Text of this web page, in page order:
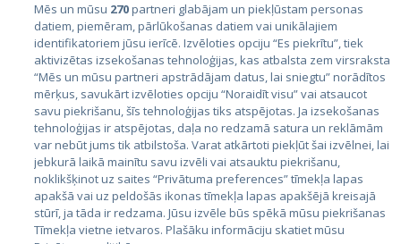
Valstis
Igaunija
Latvija
Lietuva
Mēs un mūsu 270partneri glabājam un piekļūstam personas
datiem, piemēram, pārlūkošanas datiem vai unikālajiem
identifikatoriem jūsu ierīcē. Izvēloties opciju “Es piekrītu”, tiek
aktivizētas izsekošanas tehnoloģijas, kas atbalsta zem virsraksta
“Mēs un mūsu partneri apstrādājam datus, lai sniegtu” norādītos
mērķus, savukārt izvēloties opciju “Noraidīt visu” vai atsaucot
savu piekrišanu, šīs tehnoloģijas tiks atspējotas. Ja izsekošanas
tehnoloģijas ir atspējotas, daļa no redzamā satura un reklāmām
var nebūt jums tik atbilstoša. Varat atkārtoti piekļūt šai izvēlnei, lai
jebkurā laikā mainītu savu izvēli vai atsauktu piekrišanu,
noklikšķinot uz saites “Privātuma preferences” tīmekļa lapas
apakšā vai uz peldošās ikonas tīmekļa lapas apakšējā kreisajā
stūrī, ja tāda ir redzama. Jūsu izvēle būs spēkā mūsu piekrišanas
Tīmekļa vietne ietvaros. Plašāku informāciju skatiet mūsu